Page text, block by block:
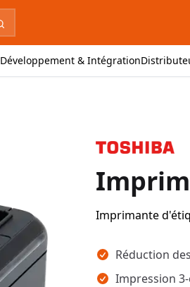
Développement & Intégration
Imprimante
Points clés
Réduction
Impression